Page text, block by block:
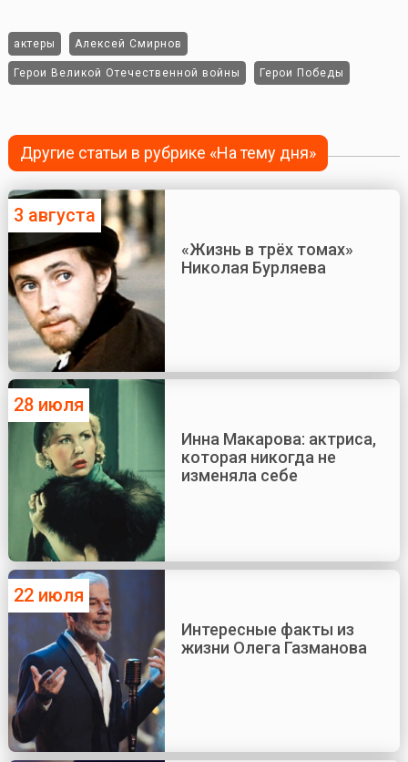
актеры Алексей Смирнов
Герои Великой Отечественной войны Герои Победы
Другие статьи в рубрике «На тему дня»
3 августа
«Жизнь в трёх томах»
Николая Бурляева
28 июля
Инна Макарова: актриса,
которая никогда не
изменяла себе
22 июля
Интересные факты из
жизни Олега Газманова